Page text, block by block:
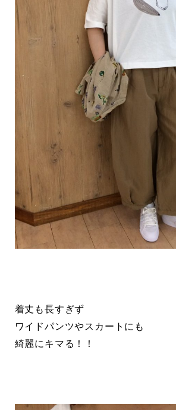
着丈も長すぎず
ワイドパンツやスカートにも
綺麗にキマる！！